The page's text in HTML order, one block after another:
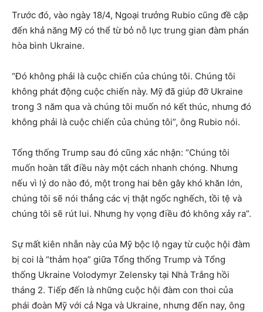
Trước đó, vào ngày 18/4, Ngoại trưởng Rubio cũng đề cập
đến khả năng Mỹ có thể từ bỏ nỗ lực trung gian đàm phán
hòa bình Ukraine.
“Đó không phải là cuộc chiến của chúng tôi. Chúng tôi
không phát động cuộc chiến này. Mỹ đã giúp đỡ Ukraine
trong 3 năm qua và chúng tôi muốn nó kết thúc, nhưng đó
không phải là cuộc chiến của chúng tôi”, ông Rubio nói.
Tổng thống Trump sau đó cũng xác nhận: “Chúng tôi
muốn hoàn tất điều này một cách nhanh chóng. Nhưng
nếu vì lý do nào đó, một trong hai bên gây khó khăn lớn,
chúng tôi sẽ nói thẳng các vị thật ngốc nghếch, tồi tệ và
chúng tôi sẽ rút lui. Nhưng hy vọng điều đó không xảy ra”.
Sự mất kiên nhẫn này của Mỹ bộc lộ ngay từ cuộc hội đàm
bị coi là “thảm họa” giữa Tổng thống Trump và Tổng
thống Ukraine Volodymyr Zelensky tại Nhà Trắng hồi
tháng 2. Tiếp đến là những cuộc hội đàm con thoi của
phái đoàn Mỹ với cả Nga và Ukraine, nhưng đến nay, ông